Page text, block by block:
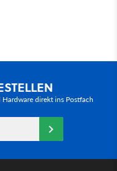
direkt ins Postfach